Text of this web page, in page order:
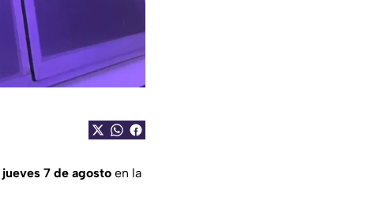
jueves 7 de agosto en la